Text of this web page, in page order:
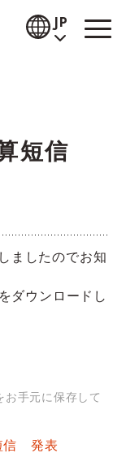
JP
短信
ましたのでお知
ダウンロードし
手元に保存して
信 発表